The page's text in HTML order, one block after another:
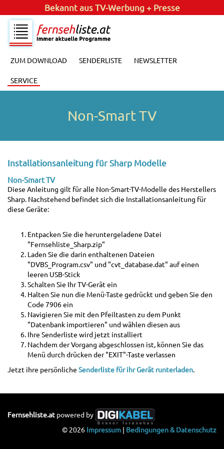
Bekannt ausTV-Werbung + Presse
ZUM DOWNLOAD SENDERLISTE NEWSLETTER
SERVICE
Non-Smart TV
Installationsanleitung für Sharp Modelle
Non-Smart TV
Diese Anleitung gilt für alle Non-Smart-TV-Modelle des Herstellers
Sharp. Nachstehend befindet sich die Installationsanleitung für
diese Geräte:
Entpacken Sie die heruntergeladene Datei
"Fernsehliste_Sharp.zip"
Laden Sie die darin enthaltenen Dateien
"DVBS_Program.csv" und "cvt_database.dat" auf einen
leeren USB-Stick
Schalten Sie Ihr TV-Gerät ein
Halten Sie nun die Menü-Taste gedrückt und geben Sie den
Code 7906 ein
Navigieren Sie mit den Pfeiltasten zu dem Punkt
"Datenbank importieren" und wählen diesen aus
Ihre Senderliste wird jetzt installiert
Nachdem der Vorgang abgeschlossen ist, können Sie das
Menü durch drücken der "EXIT"-Taste verlassen
Jetzt ihre persönliche Senderliste für ihr Gerät runterladen.
Fernsehliste.at powered by
© 2026 Impressum | Bedingungen & Datenschutz